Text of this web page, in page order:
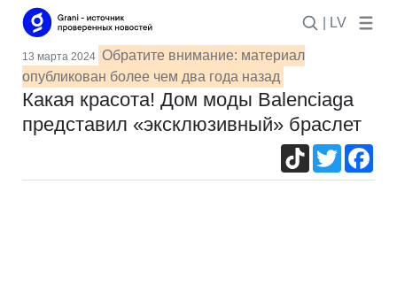
| LV
13 марта 2024 Обратите внимание: материал
опубликован более чем два года назад
Какая красота! Дом моды Вalenciaga
представил «эксклюзивный» браслет
TikTokTwitter